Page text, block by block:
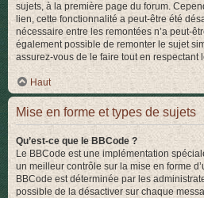
sujets, à la première page du forum.
lien, cette fonctionnalité a peut-être été
nécessaire entre les remontées n’a peut-
également possible de remonter le sujet
assurez-vous de le faire tout en respectant
Haut
Mise en forme et types de sujets
Qu’est-ce que le BBCode ?
Le BBCode est une implémentation
un meilleur contrôle sur la mise en forme
BBCode est déterminée par les
possible de la désactiver sur chaque